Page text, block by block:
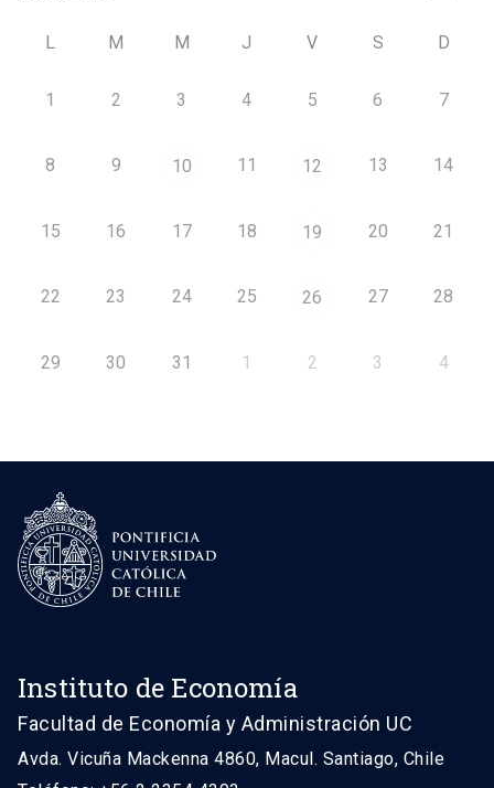
L M M J V S D
1 2 3 4 5 6 7
8 9 10 11 12 13 14
15 16 17 18 19 20 21
22 23 24 25 26 27 28
29 30 31 1 2 3 4
Instituto de Economía
Facultad de Economía y Administración UC
Avda. Vicuña Mackenna 4860, Macul. Santiago, Chile